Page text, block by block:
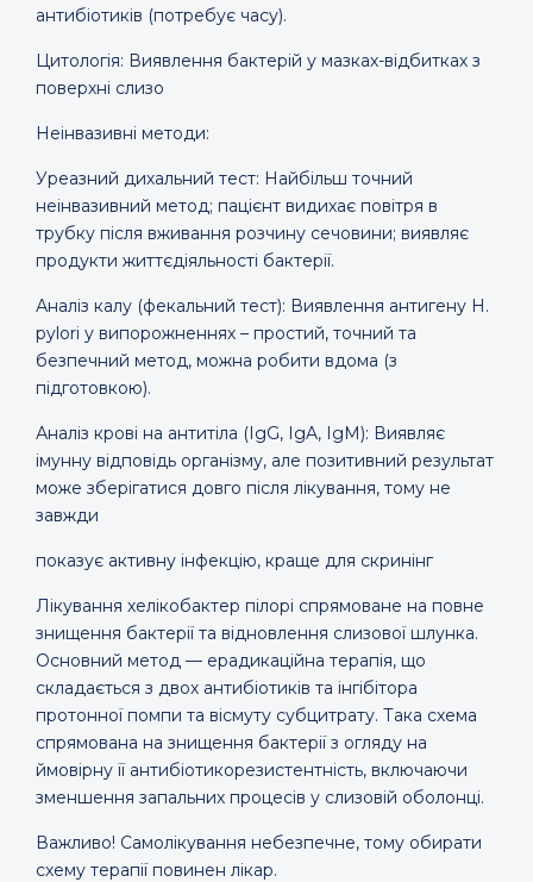
антибіотиків (потребує часу).
Цитологія: Виявлення бактерій у мазках-відбитках з
поверхні слизо
Неінвазивні методи:
Уреазний дихальний тест: Найбільш точний
неінвазивний метод; пацієнт видихає повітря в
трубку після вживання розчину сечовини; виявляє
продукти життєдіяльності бактерії.
Аналіз калу (фекальний тест): Виявлення антигену H.
pylori у випорожненнях – простий, точний та
безпечний метод, можна робити вдома (з
підготовкою).
Аналіз крові на антитіла (IgG, IgA, IgM): Виявляє
імунну відповідь організму, але позитивний результат
може зберігатися довго після лікування, тому не
завжди
показує активну інфекцію, краще для скринінг
Лікування хелікобактер пілорі спрямоване на повне
знищення бактерії та відновлення слизової шлунка.
Основний метод — ерадикаційна терапія, що
складається з двох антибіотиків та інгібітора
протонної помпи та вісмуту субцитрату. Така схема
спрямована на знищення бактерії з огляду на
ймовірну її антибіотикорезистентність, включаючи
зменшення запальних процесів у слизовій оболонці.
Важливо! Самолікування небезпечне, тому обирати
схему терапії повинен лікар.